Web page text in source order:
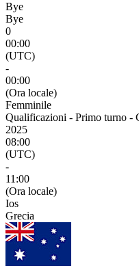
Bye
Bye
0
00:00
(UTC)
-
00:00
(Ora locale)
Femminile
Qualificazioni - Primo turno -
2025
08:00
(UTC)
-
11:00
(Ora locale)
Ios
Grecia